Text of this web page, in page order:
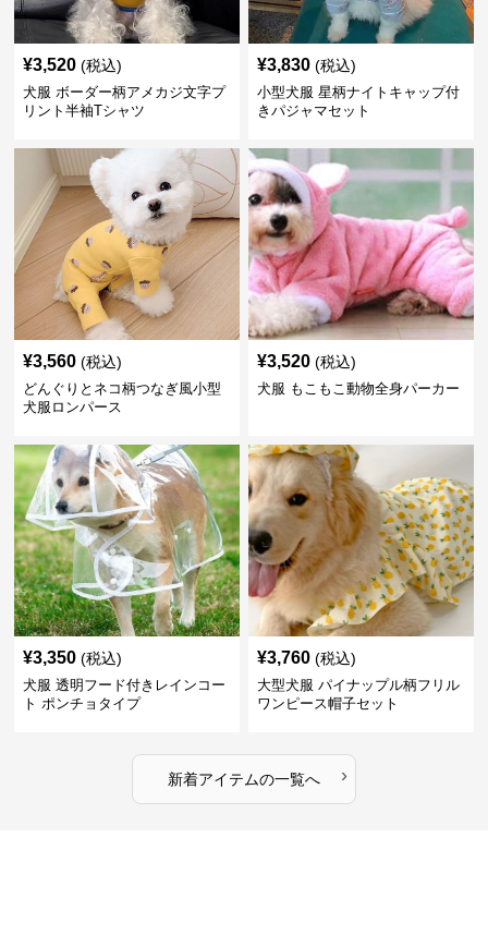
¥3,520 (税込)
犬服 ボーダー柄アメカジ文字プ
リント半袖Tシャツ
¥3,830 (税込)
小型犬服 星柄ナイトキャップ付
きパジャマセット
¥3,560 (税込)
どんぐりとネコ柄つなぎ風小型
犬服ロンパース
¥3,520 (税込)
犬服 もこもこ動物全身パーカー
¥3,350 (税込)
犬服 透明フード付きレインコー
ト ポンチョタイプ
¥3,760 (税込)
大型犬服 パイナップル柄フリル
ワンピース帽子セット
新着アイテムの一覧へ ›